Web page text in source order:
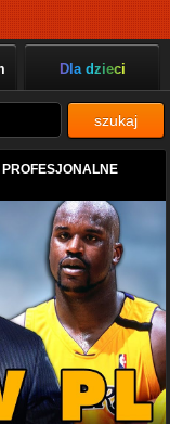
Dla dzieci
szukaj